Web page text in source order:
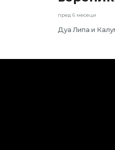
пред 6 месеци
Дуа Липа и